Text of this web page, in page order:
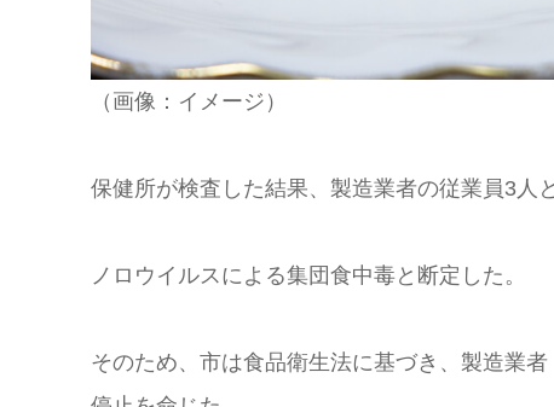
（画像：イメージ）
保健所が検査した結果、製造業者の従業員3人
ノロウイルスによる集団食中毒と断定した。
そのため、市は食品衛生法に基づき、製造業